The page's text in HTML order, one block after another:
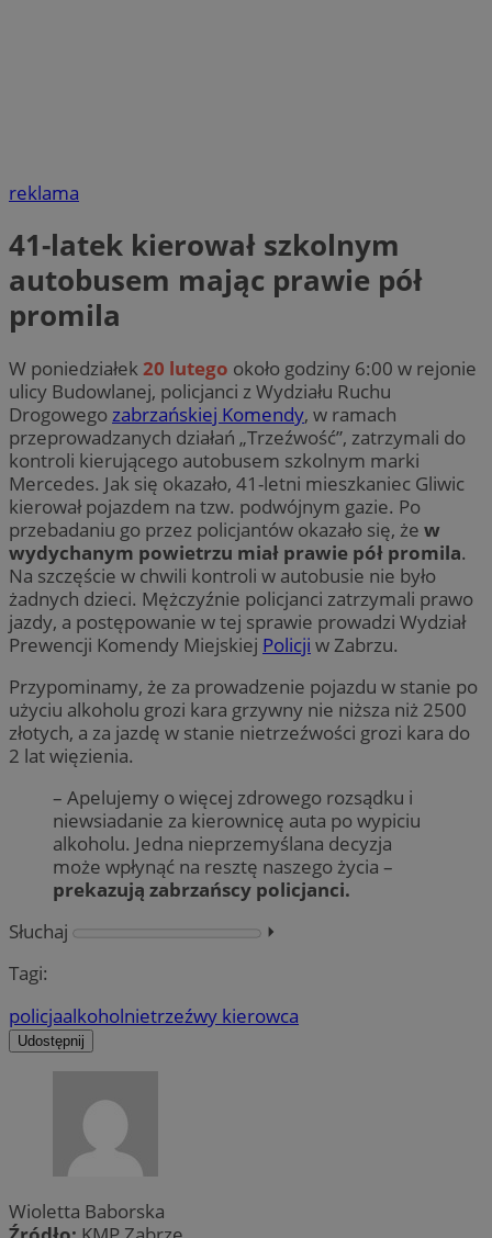
reklama
41-latek kierował szkolnym
autobusem mając prawie pół
promila
W poniedziałek20 lutego około godziny 6:00 w rejonie
ulicy Budowlanej, policjanci z Wydziału Ruchu
Drogowegozabrzańskiej Komendy, w ramach
przeprowadzanych działań „Trzeźwość”, zatrzymali do
kontroli kierującego autobusem szkolnym marki
Mercedes. Jak się okazało, 41-letni mieszkaniec Gliwic
kierował pojazdem na tzw. podwójnym gazie. Po
przebadaniu go przez policjantów okazało się, że w
wydychanym powietrzu miał prawie pół promila.
Na szczęście w chwili kontroli w autobusie nie było
żadnych dzieci. Mężczyźnie policjanci zatrzymali prawo
jazdy, a postępowanie w tej sprawie prowadzi Wydział
Prewencji Komendy Miejskiej Policji w Zabrzu.
Przypominamy, że za prowadzenie pojazdu w stanie po
użyciu alkoholu grozi kara grzywny nie niższa niż 2500
złotych, a za jazdę w stanie nietrzeźwości grozi kara do
2 lat więzienia.
– Apelujemy o więcej zdrowego rozsądku i
niewsiadanie za kierownicę auta po wypiciu
alkoholu. Jedna nieprzemyślana decyzja
może wpłynąć na resztę naszego życia –
prekazują zabrzańscy policjanci.
Słuchaj
⏵︎
Tagi:
policjaalkoholnietrzeźwy kierowca
Udostępnij
Wioletta Baborska